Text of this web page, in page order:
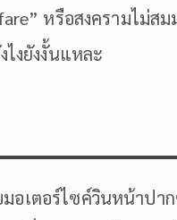
หรือสงครามไม่สม
งยังงั้นแหละ
อเตอร์ไซค์วินหน้าปา